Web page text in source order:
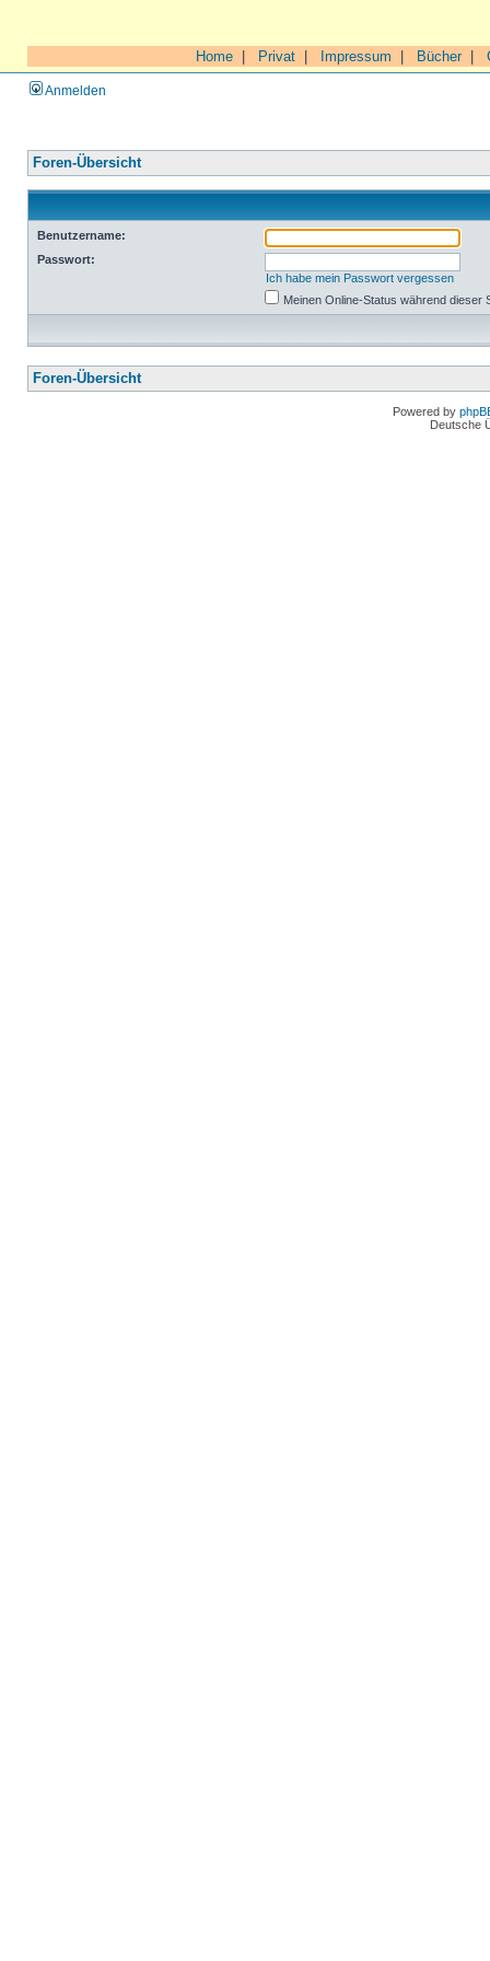
Home Privat Impressum Bücher|
Anmelden
Foren-Übersicht
Benutzername:
Passwort:
Ich habe mein Passwort vergessen
Meinen Online-Status während dieser
Foren-Übersicht
Powered by
Deutsche